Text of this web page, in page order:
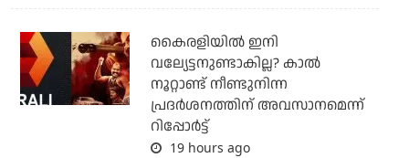
കൈരളിയില്‍ ഇനി
വല്യേട്ടനുണ്ടാകില്ല? കാല്‍
നൂറ്റാണ്ട് നീണ്ടുനിന്ന
പ്രദര്‍ശനത്തിന് അവസാനമെന്ന്
റിപ്പോര്‍ട്ട്
19 hours ago